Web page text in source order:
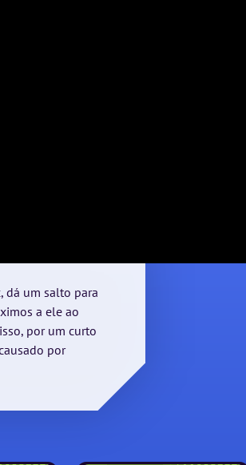
dá um salto para
a ele ao
por um curto
por